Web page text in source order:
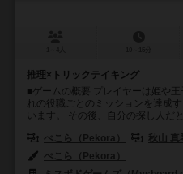
推理×トリックテイキング
■ゲームの概要 プレイヤーは姫や
れの役職ごとのミッションを達成
います。 その後、自分の探し人だと
ぺこら（Pekora）
秋山
ぺこら（Pekora）